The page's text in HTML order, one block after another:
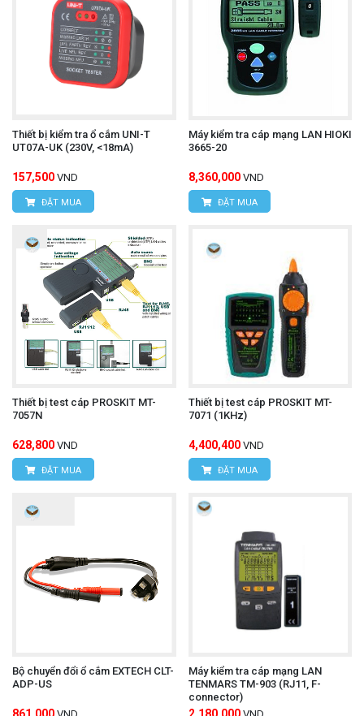
Thiết bị kiểm tra ổ cắm UNI-T
UT07A-UK (230V, <18mA)
157,500 VND
ĐẶT MUA
Máy kiểm tra cáp mạng LAN HIOKI
3665-20
8,360,000 VND
ĐẶT MUA
Thiết bị test cáp PROSKIT MT-
7057N
628,800 VND
ĐẶT MUA
Thiết bị test cáp PROSKIT MT-
7071 (1KHz)
4,400,400 VND
ĐẶT MUA
Bộ chuyển đổi ổ cắm EXTECH CLT-
ADP-US
861,000 VND
Máy kiểm tra cáp mạng LAN
TENMARS TM-903 (RJ11, F-
connector)
2,180,000 VND